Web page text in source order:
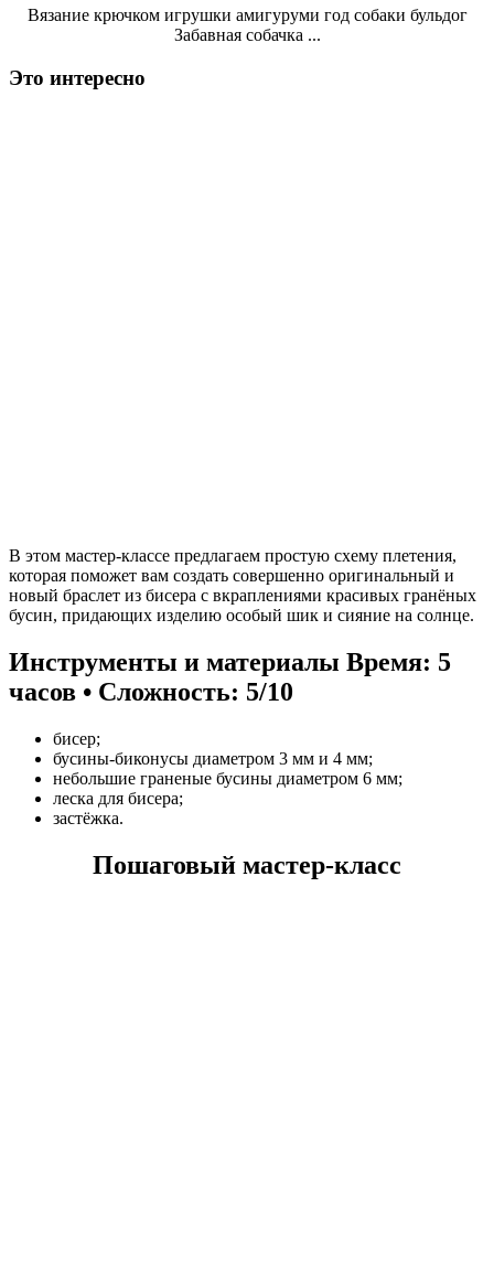
Вязание крючком игрушки амигуруми год собаки бульдог
Забавная собачка ...
Это интересно
В этом мастер-классе предлагаем простую схему плетения,
которая поможет вам создать совершенно оригинальный и
новый браслет из бисера с вкраплениями красивых гранёных
бусин, придающих изделию особый шик и сияние на солнце.
Инструменты и материалы Время: 5
часов • Сложность: 5/10
бисер;
бусины-биконусы диаметром 3 мм и 4 мм;
небольшие граненые бусины диаметром 6 мм;
леска для бисера;
застёжка.
Пошаговый мастер-класс